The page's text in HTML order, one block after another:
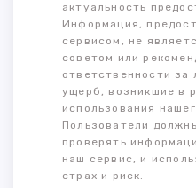
актуальность
Информация,
сервисом, не
советом или
ответственности
ущерб, возникшие в
использования
Пользователи
проверять
наш сервис, и
страх и риск.